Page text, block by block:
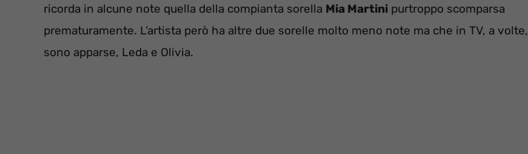
ricorda in alcune note quella della compianta sorella Mia Martini purtroppo scomparsa
prematuramente. L’artista però ha altre due sorelle molto meno note ma che in TV, a volte,
sono apparse, Leda e Olivia.